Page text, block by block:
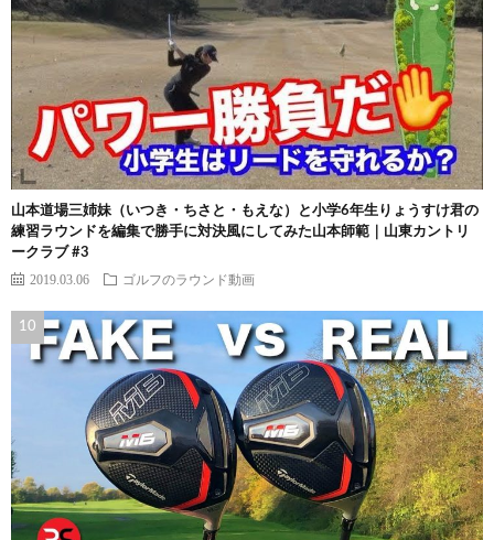
山本道場三姉妹（いつき・ちさと・もえな）と小学6年生りょうすけ君の
練習ラウンドを編集で勝手に対決風にしてみた山本師範｜山東カントリ
ークラブ #3
2019.03.06 ゴルフのラウンド動画